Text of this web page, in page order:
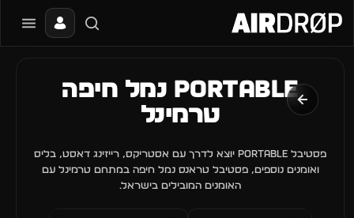
🎪פסטיבלים 🎶 מועדונים ✈️חו״ל 🔥בקרוב
PORTABLE נמל חיפה
טרמינל
פסטיבל PORTABLE יוצא לדרך עם אסטריקס, רייזינג דאסט, בליס
ואומנים נוספים, פסטיבל טראנס נמל חיפה במתחם טרמינל עם
האומנים המובילים בישראל.